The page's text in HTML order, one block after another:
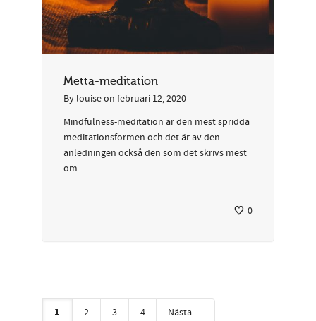
Metta-meditation
By louiseon februari 12, 2020
Mindfulness-meditation är den mest spridda
meditationsformen och det är av den
anledningen också den som det skrivs mest
om...
0
1 2 3 4 Nästa